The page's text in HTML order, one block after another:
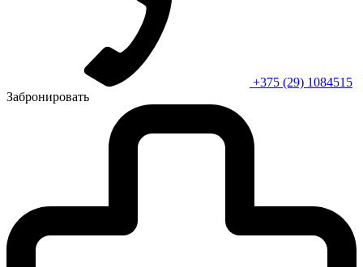
+375 (29) 1084515
Забронировать